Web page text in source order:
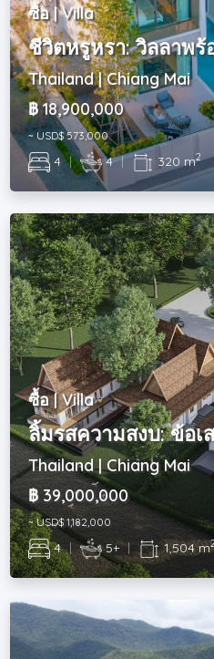
ซื้อ | Villa
ชีวิตหรูหรา: วิลลาพร้
Thailand | Chiang Mai
฿ 18,900,000
~ USD$ 573,000
4 | 4 | 320 m2
ซื้อ | Villa
ลิ้มรสความสงบ: ข้อเ
Thailand | Chiang Mai
฿ 39,000,000
~ USD$ 1,182,000
4 | 5+ | 1,504 m